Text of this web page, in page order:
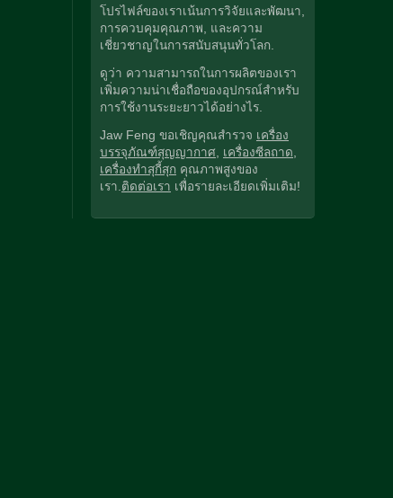
โปรไฟล์ของเราเน้นการวิจัยและพัฒนา,
การควบคุมคุณภาพ, และความ
เชี่ยวชาญในการสนับสนุนทั่วโลก.
ดูว่า ความสามารถในการผลิตของเรา
เพิ่มความน่าเชื่อถือของอุปกรณ์สำหรับ
การใช้งานระยะยาวได้อย่างไร.
Jaw Feng ขอเชิญคุณสำรวจ เครื่อง
บรรจุภัณฑ์สุญญากาศ, เครื่องซีลถาด,
เครื่องทำสุกี้สุก คุณภาพสูงของ
เรา.ติดต่อเรา เพื่อรายละเอียดเพิ่มเติม!